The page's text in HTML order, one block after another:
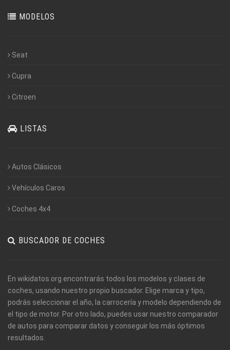
MODELOS
Seat
Cupra
Citroen
LISTAS
Autos Clásicos
Vehículos Caros
Coches 4x4
BUSCADOR DE COCHES
En wikidatos.org encontrarás todos los modelos y clases de
coches, usando nuestro propio buscador. Elige marca y tipo,
podrás seleccionar el año, la carrocería y modelo dependiendo de
el tipo de motor. Por otro lado, puedes usar nuestro comparador
de autos para comparar datos y conseguir los más óptimos
resultados.